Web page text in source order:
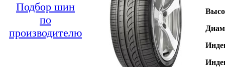
Подбор шин
по
производителю